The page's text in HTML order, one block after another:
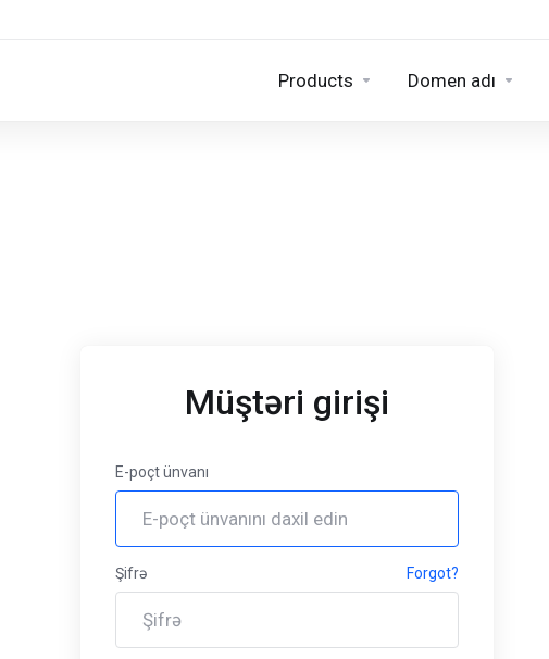
Products Domen adı
Müştəri girişi
E-poçt ünvanı
Şifrə Forgot?